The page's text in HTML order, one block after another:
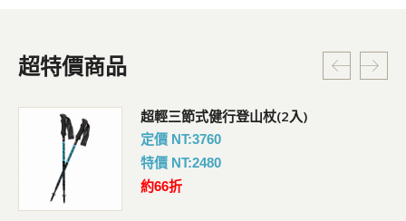
超特價商品
超輕三節式健行登山杖(2入)
定價 NT:3760
特價 NT:2480
約66折